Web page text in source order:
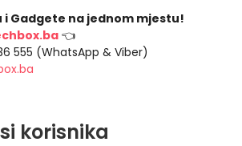
i Gadgete na jednom mjestu!
👈
555 (WhatsApp & Viber)
korisnika